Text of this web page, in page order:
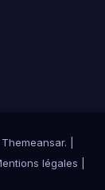
Themeansar.
légales